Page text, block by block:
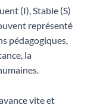
(I), Stable (S)
représenté
pédagogiques,
la
vite et